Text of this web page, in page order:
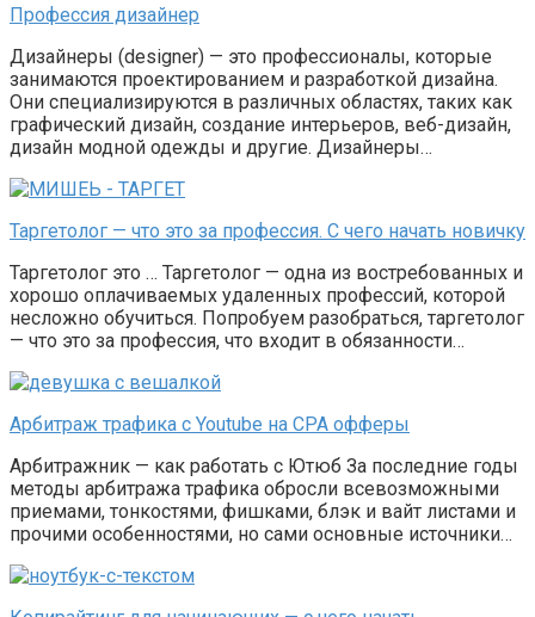
Профессия дизайнер
Дизайнеры (designer) — это профессионалы, которые
занимаются проектированием и разработкой дизайна.
Они специализируются в различных областях, таких как
графический дизайн, создание интерьеров, веб-дизайн,
дизайн модной одежды и другие. Дизайнеры…
Таргетолог — что это за профессия. С чего начать новичку
Таргетолог это … Таргетолог — одна из востребованных и
хорошо оплачиваемых удаленных профессий, которой
несложно обучиться. Попробуем разобраться, таргетолог
— что это за профессия, что входит в обязанности…
Арбитраж трафика с Youtube на CPA офферы
Арбитражник — как работать с Ютюб За последние годы
методы арбитража трафика обросли всевозможными
приемами, тонкостями, фишками, блэк и вайт листами и
прочими особенностями, но сами основные источники…